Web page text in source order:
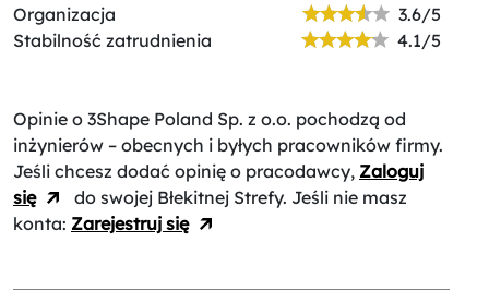
Organizacja
3.6/5
Stabilność zatrudnienia
4.1/5
Opinie o 3Shape Poland Sp. z o.o. pochodzą od
inżynierów – obecnych i byłych pracowników firmy.
Jeśli chcesz dodać opinię o pracodawcy, Zaloguj
się
do swojej Błekitnej Strefy. Jeśli nie masz
konta: Zarejestruj się